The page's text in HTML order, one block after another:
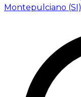
Montepulciano (SI)